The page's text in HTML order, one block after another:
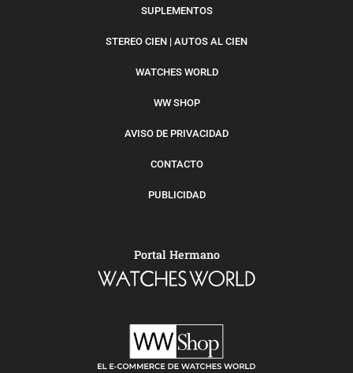
SUPLEMENTOS
STEREO CIEN | AUTOS AL CIEN
WATCHES WORLD
WW SHOP
AVISO DE PRIVACIDAD
CONTACTO
PUBLICIDAD
Portal Hermano